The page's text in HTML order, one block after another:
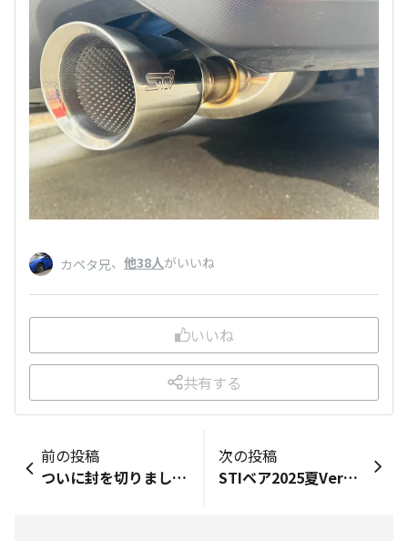
カペタ兄、 他38人がいいね
いいね
共有する
前の投稿
ついに封を切りました！実家で何年も眠っていました😆 2010年頃でしょうか？❌当時のシフォン（⭕️ルクラ）のノベルティだった入浴剤セット！入りました🛀 セージの香り…？かどうかは正直わかりませんでしたが、ぬるま湯でまったり入れたので気持ち良かったです🥴 入浴剤と泡立てボールがセットでした。（泡立てボールも未使用w） チェブラーシカコラボでした！
次の投稿
STIベア2025夏Verを入手。 SGT第4戦を観戦した際に、チームポロシャツと一緒に購入しました。 帽子もユニフォームも、細部までとてもよく作り込まれています。 久しぶりのSGT観戦で、若いころの熱が少し戻ってきたような気が…（笑）